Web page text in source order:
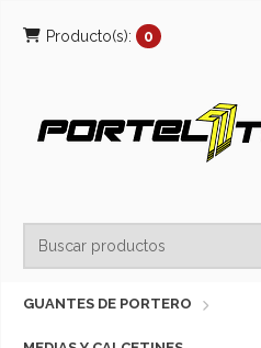
Producto(s): 0
GUANTES DE PORTERO